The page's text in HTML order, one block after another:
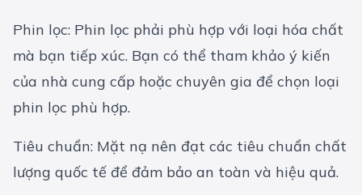
Phin lọc: Phin lọc phải phù hợp với loại hóa chất
mà bạn tiếp xúc. Bạn có thể tham khảo ý kiến
của nhà cung cấp hoặc chuyên gia để chọn loại
phin lọc phù hợp.
Tiêu chuẩn: Mặt nạ nên đạt các tiêu chuẩn chất
lượng quốc tế để đảm bảo an toàn và hiệu quả.